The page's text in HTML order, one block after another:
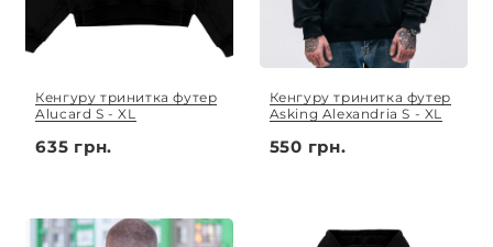
Кенгуру тринитка футер
Alucard S - XL
635 грн.
Кенгуру тринитка футер
Asking Alexandria S - XL
550 грн.